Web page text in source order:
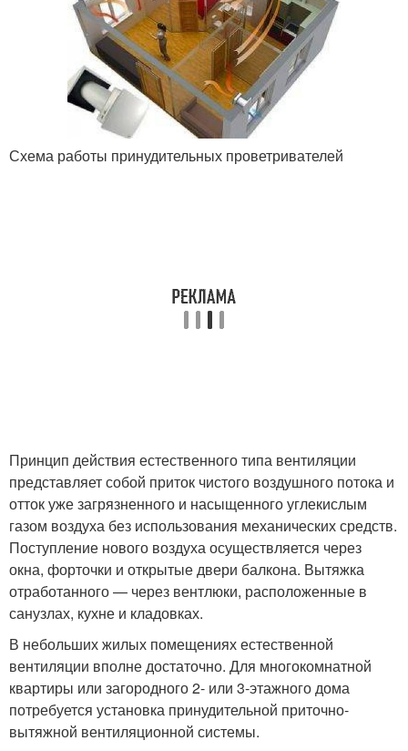
Схема работы принудительных проветривателей
Принцип действия естественного типа вентиляции
представляет собой приток чистого воздушного потока и
отток уже загрязненного и насыщенного углекислым
газом воздуха без использования механических средств.
Поступление нового воздуха осуществляется через
окна, форточки и открытые двери балкона. Вытяжка
отработанного — через вентлюки, расположенные в
санузлах, кухне и кладовках.
В небольших жилых помещениях естественной
вентиляции вполне достаточно. Для многокомнатной
квартиры или загородного 2- или 3-этажного дома
потребуется установка принудительной приточно-
вытяжной вентиляционной системы.